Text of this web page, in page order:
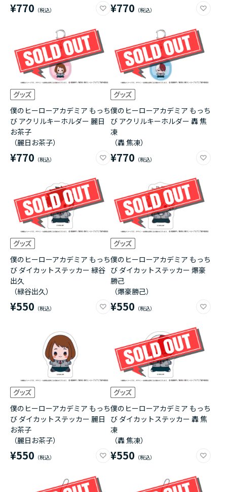
¥770 ¥770
僕のヒーローアカデミア もっち
び アクリルキーホルダー 麗日
お茶子
（麗日お茶子）
¥770
僕のヒーローアカデミア もっち
び アクリルキーホルダー 轟 焦
凍
（轟 焦凍）
¥770
僕のヒーローアカデミア もっち
び ダイカットステッカー 緑谷
出久
（緑谷出久）
¥550
僕のヒーローアカデミア もっち
び ダイカットステッカー 爆豪
勝己
（爆豪勝己）
¥550
僕のヒーローアカデミア もっち
び ダイカットステッカー 麗日
お茶子
（麗日お茶子）
¥550
僕のヒーローアカデミア もっち
び ダイカットステッカー 轟 焦
凍
（轟 焦凍）
¥550